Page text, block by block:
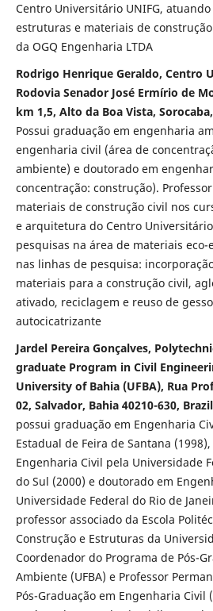
Centro Universitário UNIFG,
estruturas e materiais de
da OGQ Engenharia LTDA
Rodrigo Henrique Geraldo, Centro
Rodovia Senador José Ermírio de
km 1,5, Alto da Boa Vista,
Possui graduação em engenharia
engenharia civil (área de
ambiente) e doutorado em
concentração: construção).
materiais de construção civil nos
e arquitetura do Centro Universitário
pesquisas na área de materiais
nas linhas de pesquisa:
materiais para a construção civil,
ativado, reciclagem e reuso de
autocicatrizante
Jardel Pereira Gonçalves,
graduate Program in Civil
University of Bahia (UFBA), Rua
02, Salvador, Bahia 40210-630,
possui graduação em Engenharia
Estadual de Feira de Santana
Engenharia Civil pela Universidade
do Sul (2000) e doutorado em
Universidade Federal do Rio de
professor associado da Escola
Construção e Estruturas da
Coordenador do Programa de Pós-
Ambiente (UFBA) e Professor
Pós-Graduação em Engenharia Civil